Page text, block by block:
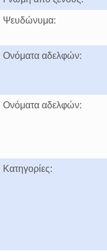
Ψευδώνυμα:
Ονόματα αδελφών:
Ονόματα αδελφών:
Κατηγορίες: